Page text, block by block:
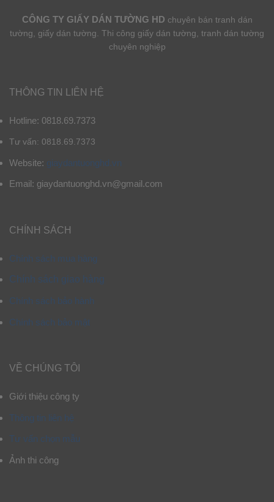
CÔNG TY GIẤY DÁN TƯỜNG HD chuyên bán tranh dán
tường, giấy dán tường. Thi công giấy dán tường, tranh dán tường
chuyên nghiệp
THÔNG TIN LIÊN HỆ
Hotline: 0818.69.7373
Tư vấn: 0818.69.7373
Website: giaydantuonghd.vn
Email: giaydantuonghd.vn@gmail.com
CHÍNH SÁCH
Chính sách mua hàng
Chính sách giao hàng
Chính sách bảo hành
Chính sách bảo mật
VỀ CHÚNG TÔI
Giới thiệu công ty
Thông tin liên hệ
Tư vấn chọn mẫu
Ảnh thi công